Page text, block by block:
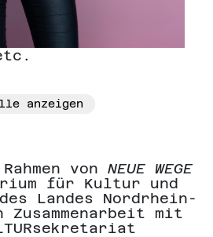
anzeigen
von NEUE WEGE
für Kultur und
Landes Nordrhein-
mit